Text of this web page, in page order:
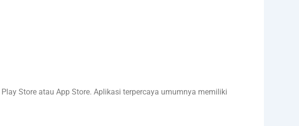
Store atau App Store. Aplikasi terpercaya umumnya memiliki